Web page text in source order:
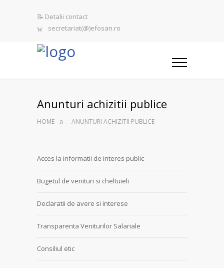
📝 Detalii contact
secretariat(@)efosan.ro
Anunturi achizitii publice
HOME ANUNTURI ACHIZITII PUBLICE
Acces la informatii de interes public
Bugetul de venituri si cheltuieli
Declaratii de avere si interese
Transparenta Veniturilor Salariale
Consiliul etic